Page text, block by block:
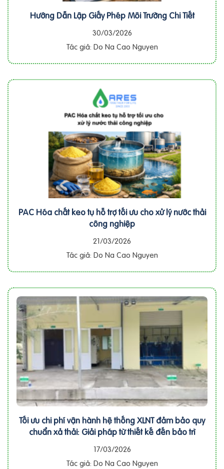
Hướng Dẫn Lập Giấy Phép Môi Trường Chi Tiết
30/03/2026
Tác giả: Do Na Cao Nguyen
PAC Hóa chất keo tụ hỗ trợ tối ưu cho xử lý nước thải
công nghiệp
21/03/2026
Tác giả: Do Na Cao Nguyen
Tối ưu chi phí vận hành hệ thống XLNT đảm bảo quy
chuẩn xả thải: Giải pháp từ thiết kế đến bảo trì
17/03/2026
Tác giả: Do Na Cao Nguyen